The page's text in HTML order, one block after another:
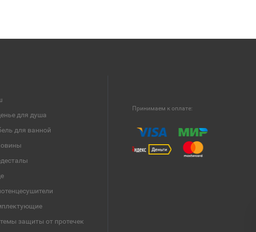
для душа
для ванной
защиты от протечек
Принимаем к оплате: